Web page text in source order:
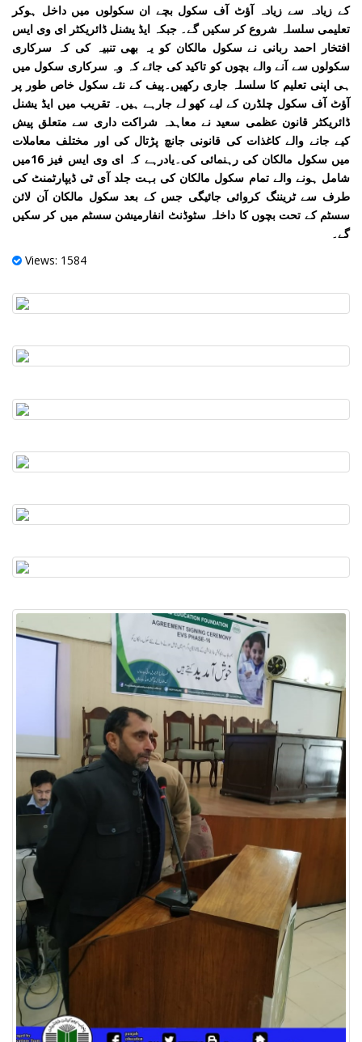
کے زیادہ سے زیادہ آؤٹ آف سکول بچے ان سکولوں میں داخل ہوکر
تعلیمی سلسلہ شروع کر سکیں گے۔ جبکہ ایڈ یشنل ڈائریکٹر ای وی ایس
افتخار احمد ربانی نے سکول مالکان کو یہ بھی تنبیہ کی کہ سرکاری
سکولوں سے آنے والے بچوں کو تاکید کی جائے کہ وہ سرکاری سکول میں
ہی اپنی تعلیم کا سلسلہ جاری رکھیں۔پیف کے نئے سکول خاص طور پر
آؤٹ آف سکول چلڈرن کے لیے کھو لے جارہے ہیں۔ تقریب میں ایڈ یشنل
ڈائریکٹر قانون عظمی سعید نے معاہدہ شراکت داری سے متعلق پیش
کیے جانے والے کاغذات کی قانونی جانچ پڑتال کی اور مختلف معاملات
میں سکول مالکان کی رہنمائی کی۔یادرہے کہ ای وی ایس فیز 16میں
شامل ہونے والے تمام سکول مالکان کی بہت جلد آی ٹی ڈیپارٹمنٹ کی
طرف سے ٹریننگ کروائی جائیگی جس کے بعد سکول مالکان آن لائن
سسٹم کے تحت بچوں کا داخلہ سٹوڈنٹ انفارمیشن سسٹم میں کر سکیں
گے۔
Views: 1584